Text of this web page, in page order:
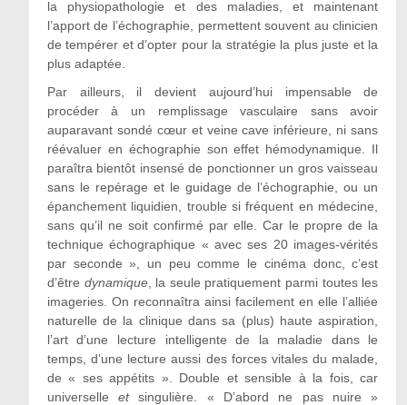
la physiopathologie et des maladies, et maintenant
l’apport de l’échographie, permettent souvent au clinicien
de tempérer et d’opter pour la stratégie la plus juste et la
plus adaptée.
Par ailleurs, il devient aujourd’hui impensable de
procéder à un remplissage vasculaire sans avoir
auparavant sondé cœur et veine cave inférieure, ni sans
réévaluer en échographie son effet hémodynamique. Il
paraîtra bientôt insensé de ponctionner un gros vaisseau
sans le repérage et le guidage de l’échographie, ou un
épanchement liquidien, trouble si fréquent en médecine,
sans qu’il ne soit confirmé par elle. Car le propre de la
technique échographique « avec ses 20 images-vérités
par seconde », un peu comme le cinéma donc, c’est
d’être dynamique, la seule pratiquement parmi toutes les
imageries. On reconnaîtra ainsi facilement en elle l’alliée
naturelle de la clinique dans sa (plus) haute aspiration,
l’art d’une lecture intelligente de la maladie dans le
temps, d’une lecture aussi des forces vitales du malade,
de « ses appétits ». Double et sensible à la fois, car
universelleetsingulière. « D’abord ne pas nuire »